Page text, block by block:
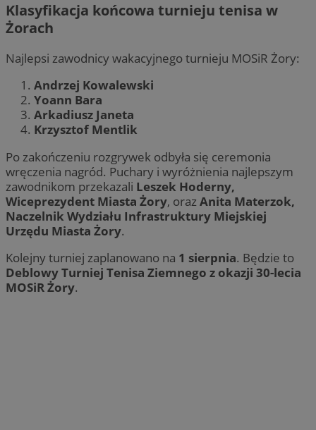
Klasyfikacja końcowa turnieju tenisa w
Żorach
Najlepsi zawodnicy wakacyjnego turnieju MOSiR Żory:
Andrzej Kowalewski
Yoann Bara
Arkadiusz Janeta
Krzysztof Mentlik
Po zakończeniu rozgrywek odbyła się ceremonia
wręczenia nagród. Puchary i wyróżnienia najlepszym
zawodnikom przekazali Leszek Hoderny,
Wiceprezydent Miasta Żory, orazAnita Materzok,
Naczelnik Wydziału Infrastruktury Miejskiej
Urzędu Miasta Żory.
Kolejny turniej zaplanowano na 1 sierpnia. Będzie to
Deblowy Turniej Tenisa Ziemnego z okazji 30-lecia
MOSiR Żory.